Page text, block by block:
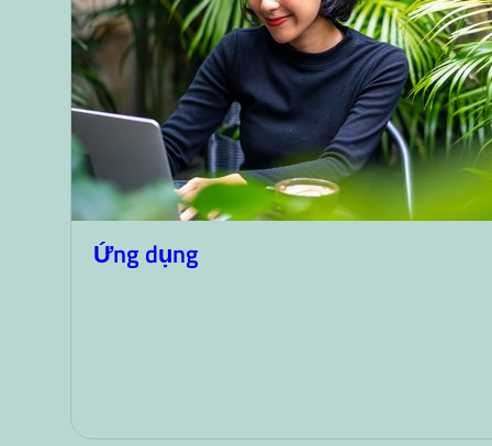
Ứng dụng